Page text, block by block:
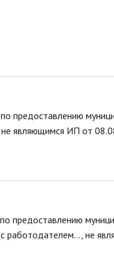
предоставлению
не являющимся ИП от
предоставлению
работодателем..., не